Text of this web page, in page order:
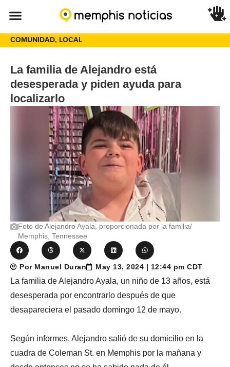
COMUNIDAD, LOCAL
La familia de Alejandro está
desesperada y piden ayuda para
localizarlo
Foto de Alejandro Ayala, proporcionada por la familia/
Memphis, Tennessee
Por Manuel Duran May 13, 2024 | 12:44 pm CDT
La familia de Alejandro Ayala, un niño de 13 años, está
desesperada por encontrarlo después de que
desapareciera el pasado domingo 12 de mayo.
Según informes, Alejandro salió de su domicilio en la
cuadra de Coleman St. en Memphis por la mañana y